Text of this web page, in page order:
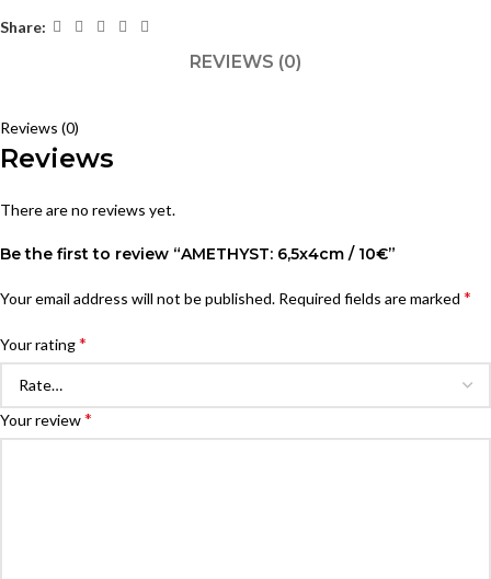
Share:
REVIEWS (0)
Reviews (0)
Reviews
There are no reviews yet.
Be the first to review “AMETHYST: 6,5x4cm / 10€”
Your email address will not be published. Required fields are marked *
Your rating*
Your review*